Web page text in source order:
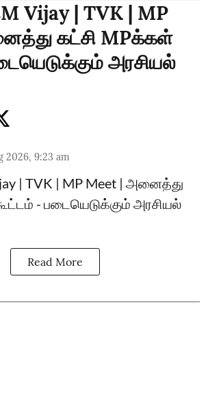
Vijay | TVK | MP
கட்சி MPக்கள்
அரசியல்
2026, 9:23 am
| TVK | MP Meet | அனைத்து
- படையெடுக்கும் அரசியல்
Read More